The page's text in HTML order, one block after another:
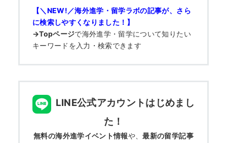
【＼NEW!／海外進学・留学ラボの記事が、さら
に検索しやすくなりました！】
→Topページで海外進学・留学について知りたい
キーワードを入力・検索できます
LINE公式アカウントはじめまし
た！
無料の海外進学イベント情報や、最新の留学記事